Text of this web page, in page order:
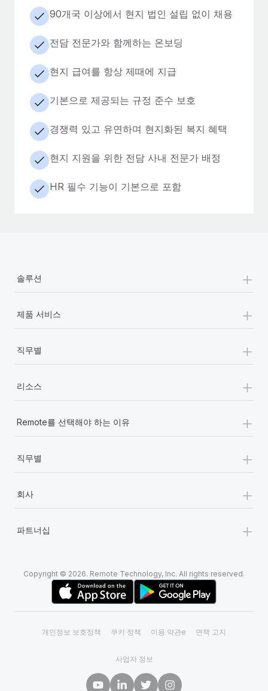
90개국 이상에서 현지 법인 설립 없이 채용
전담 전문가와 함께하는 온보딩
현지 급여를 항상 제때에 지급
기본으로 제공되는 규정 준수 보호
경쟁력 있고 유연하며 현지화된 복지 혜택
현지 지원을 위한 전담 사내 전문가 배정
HR 필수 기능이 기본으로 포함
솔루션 +
제품 서비스 +
직무별 +
리소스 +
Remote를 선택해야 하는 이유 +
직무별 +
회사 +
파트너십 +
Copyright © 2026. Remote Technology, Inc. All rights reserved.
개인정보 보호정책 쿠키 정책 이용 약관e 면책 고지
사업자 정보